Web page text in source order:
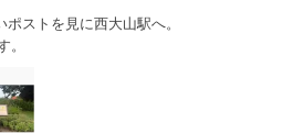
ストを見に西大山駅へ。